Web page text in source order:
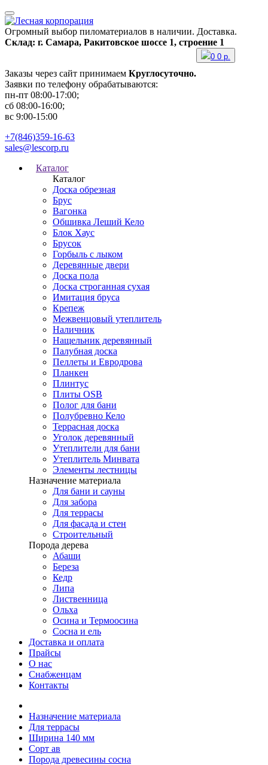
Огромный выбор пиломатериалов в наличии. Доставка.
Склад: г. Самара, Ракитовское шоссе 1, строение 1
Заказы через сайт принимаем Круглосуточно.
Заявки по телефону обрабатываются:
пн-пт 08:00-17:00;
сб 08:00-16:00;
вс 9:00-15:00
0 0 р.
+7(846)359-16-63
sales@lescorp.ru
Каталог
Каталог
Доска обрезная
Брус
Вагонка
Обшивка Леший Кело
Блок Хаус
Брусок
Горбыль с лыком
Деревянные двери
Доска пола
Доска строганная сухая
Имитация бруса
Крепеж
Межвенцовый утеплитель
Наличник
Нащельник деревянный
Палубная доска
Пеллеты и Евродрова
Планкен
Плинтус
Плиты OSB
Полог для бани
Полубревно Кело
Террасная доска
Уголок деревянный
Утеплители для бани
Утеплитель Минвата
Элементы лестницы
Назначение материала
Для бани и сауны
Для забора
Для террасы
Для фасада и стен
Строительный
Порода дерева
Абаши
Береза
Кедр
Липа
Лиственница
Ольха
Осина и Термоосина
Сосна и ель
Доставка и оплата
Прайсы
О нас
Снабженцам
Контакты
Назначение материала
Для террасы
Ширина 140 мм
Сорт ав
Порода древесины сосна